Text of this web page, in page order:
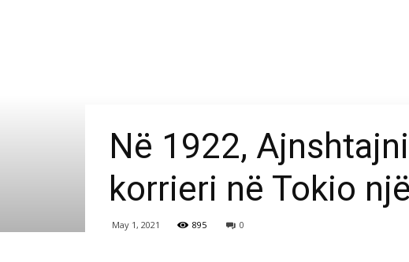
Në 1922,
korrieri në Tokio
May 1, 2021 895 0